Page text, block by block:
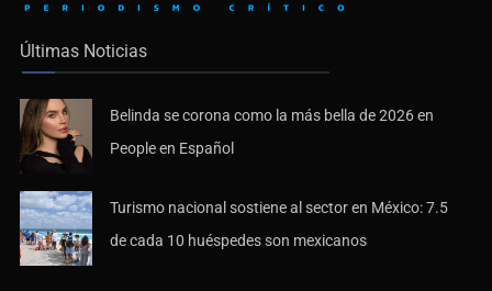
Últimas Noticias
Belinda se corona como la más bella de 2026 en
People en Español
Turismo nacional sostiene al sector en México: 7.5
de cada 10 huéspedes son mexicanos